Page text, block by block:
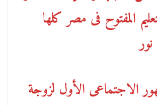
المفتوح فى مصر كلها
الاجتماعى الأول لزوجة